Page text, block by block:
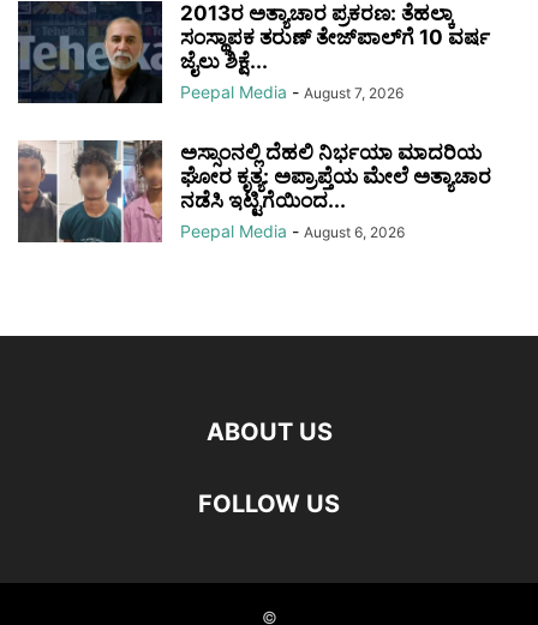
2013ರ ಅತ್ಯಾಚಾರ ಪ್ರಕರಣ: ತೆಹಲ್ಕಾ
ಸಂಸ್ಥಾಪಕ ತರುಣ್ ತೇಜ್‌ಪಾಲ್‌ಗೆ 10 ವರ್ಷ
ಜೈಲು ಶಿಕ್ಷೆ...
Peepal Media - August 7, 2026
ಅಸ್ಸಾಂನಲ್ಲಿ ದೆಹಲಿ ನಿರ್ಭಯಾ ಮಾದರಿಯ
ಘೋರ ಕೃತ್ಯ: ಅಪ್ರಾಪ್ತೆಯ ಮೇಲೆ ಅತ್ಯಾಚಾರ
ನಡೆಸಿ ಇಟ್ಟಿಗೆಯಿಂದ...
Peepal Media - August 6, 2026
ABOUT US
FOLLOW US
©